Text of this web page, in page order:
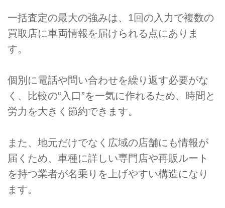
一括査定の最大の強みは、1回の入力で複数の
買取店に車両情報を届けられる点にありま
す。
個別に電話や問い合わせを繰り返す必要がな
く、比較の“入口”を一気に作れるため、時間と
労力を大きく節約できます。
また、地元だけでなく広域の店舗にも情報が
届くため、車種に詳しい専門店や再販ルート
を持つ業者が名乗りを上げやすい構造になり
ます。